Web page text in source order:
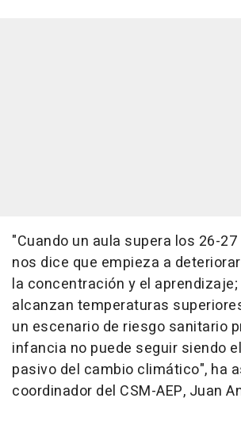
"Cuando un aula supera los 26-27
nos dice que empieza a
la concentración y el
alcanzan temperaturas
un escenario de riesgo sanitario
infancia no puede seguir siendo
pasivo del cambio climático", ha
coordinador del CSM-AEP, Juan